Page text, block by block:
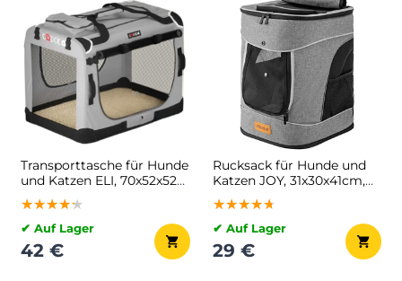
Transporttasche für Hunde
und Katzen ELI, 70x52x52
cm, grau
★★★★★
★★★★★
★★★★★
✔ Auf Lager
42 €
Rucksack für Hunde und
Katzen JOY, 31x30x41cm,
grau
★★★★★
★★★★★
★★★★★
✔ Auf Lager
29 €